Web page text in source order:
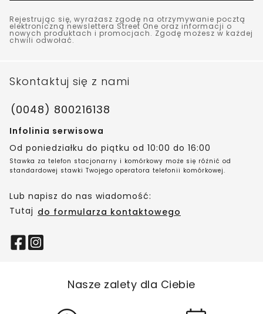
Rejestrując się, wyrażasz zgodę na otrzymywanie pocztą
elektroniczną newslettera Street One oraz informacji o
nowych produktach i promocjach. Zgodę możesz w każdej
chwili odwołać.
Skontaktuj się z nami
(0048) 800216138
Infolinia serwisowa
Od poniedziałku do piątku od 10:00 do 16:00
Stawka za telefon stacjonarny i komórkowy może się różnić od
standardowej stawki Twojego operatora telefonii komórkowej.
Lub napisz do nas wiadomość:
Tutaj do formularza kontaktowego
Nasze zalety dla Ciebie